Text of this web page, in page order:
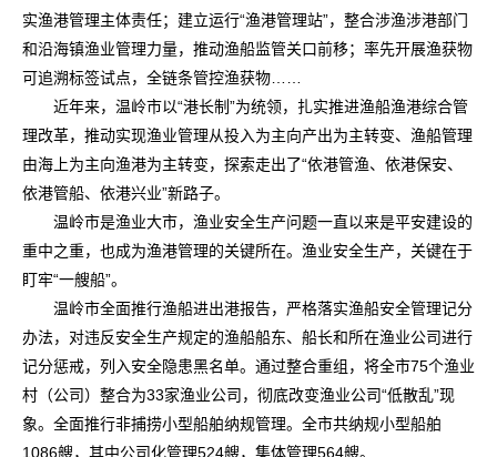
实渔港管理主体责任；建立运行“渔港管理站”，整合涉渔涉港部门
和沿海镇渔业管理力量，推动渔船监管关口前移；率先开展渔获物
可追溯标签试点，全链条管控渔获物……
近年来，温岭市以“港长制”为统领，扎实推进渔船渔港综合管
理改革，推动实现渔业管理从投入为主向产出为主转变、渔船管理
由海上为主向渔港为主转变，探索走出了“依港管渔、依港保安、
依港管船、依港兴业”新路子。
温岭市是渔业大市，渔业安全生产问题一直以来是平安建设的
重中之重，也成为渔港管理的关键所在。渔业安全生产，关键在于
盯牢“一艘船”。
温岭市全面推行渔船进出港报告，严格落实渔船安全管理记分
办法，对违反安全生产规定的渔船船东、船长和所在渔业公司进行
记分惩戒，列入安全隐患黑名单。通过整合重组，将全市75个渔业
村（公司）整合为33家渔业公司，彻底改变渔业公司“低散乱”现
象。全面推行非捕捞小型船舶纳规管理。全市共纳规小型船舶
1086艘，其中公司化管理524艘，集体管理564艘。